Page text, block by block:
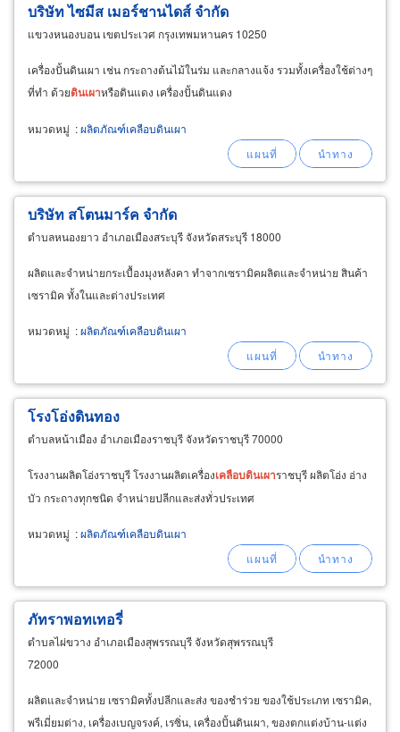
บริษัท ไซมีส เมอร์ชานไดส์ จำกัด
แขวงหนองบอน เขตประเวศ กรุงเทพมหานคร 10250
เครื่องปั้นดินเผา เช่น กระถางต้นไม้ในร่ม และกลางแจ้ง รวมทั้งเครื่องใช้ต่างๆ
ที่ทำ ด้วยดินเผาหรือดินแดง เครื่องปั้นดินแดง
หมวดหมู่ :ผลิตภัณฑ์เคลือบดินเผา
บริษัท สโตนมาร์ค จำกัด
ตำบลหนองยาว อำเภอเมืองสระบุรี จังหวัดสระบุรี 18000
ผลิตและจำหน่ายกระเบื้องมุงหลังคา ทำจากเซรามิคผลิตและจำหน่าย สินค้า
เซรามิค ทั้งในและต่างประเทศ
หมวดหมู่ :ผลิตภัณฑ์เคลือบดินเผา
โรงโอ่งดินทอง
ตำบลหน้าเมือง อำเภอเมืองราชบุรี จังหวัดราชบุรี 70000
โรงงานผลิตโอ่งราชบุรี โรงงานผลิตเครื่องเคลือบดินเผาราชบุรี ผลิตโอ่ง อ่าง
บัว กระถางทุกชนิด จำหน่ายปลีกและส่งทั่วประเทศ
หมวดหมู่ :ผลิตภัณฑ์เคลือบดินเผา
ภัทราพอทเทอรี่
ตำบลไผ่ขวาง อำเภอเมืองสุพรรณบุรี จังหวัดสุพรรณบุรี
72000
ผลิตและจำหน่าย เซรามิคทั้งปลีกและส่ง ของชำร่วย ของใช้ประเภท เซรามิค,
พรีเมี่ยมต่าง, เครื่องเบญจรงค์, เรซิ่น, เครื่องปั้นดินเผา, ของตกแต่งบ้าน-แต่ง